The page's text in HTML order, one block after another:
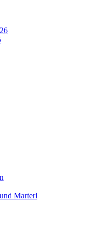
Marterl